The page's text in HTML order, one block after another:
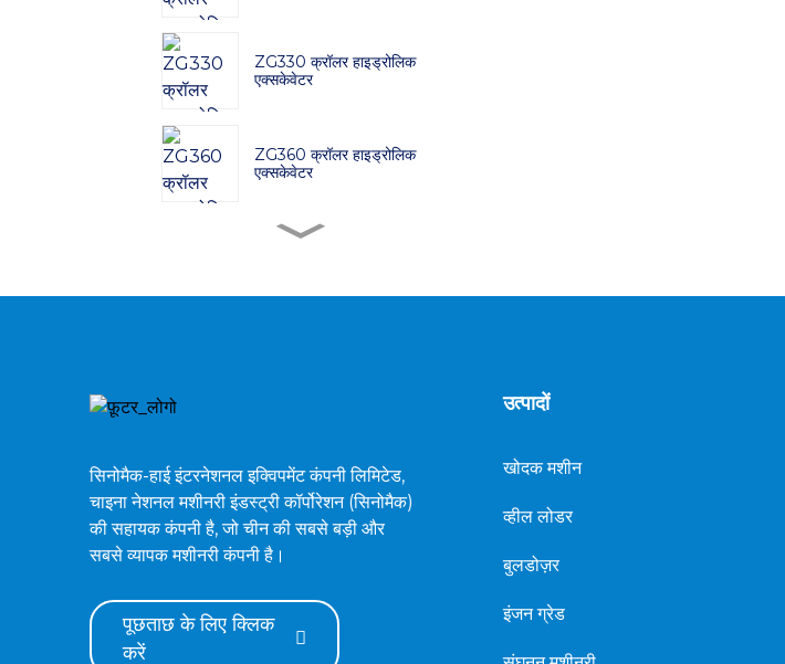
ZG330 क्रॉलर हाइड्रोलिक
एक्सकेवेटर
ZG360 क्रॉलर हाइड्रोलिक
एक्सकेवेटर
ZG520 क्रॉलर हाइड्रोलिक
एक्सकेवेटर
सिनोमैक-हाई इंटरनेशनल इक्विपमेंट कंपनी लिमिटेड,
चाइना नेशनल मशीनरी इंडस्ट्री कॉर्पोरेशन (सिनोमैक)
की सहायक कंपनी है, जो चीन की सबसे बड़ी और
सबसे व्यापक मशीनरी कंपनी है।
पूछताछ के लिए क्लिक
करें
उत्पादों
खोदक मशीन
व्हील लोडर
बुलडोज़र
इंजन ग्रेड